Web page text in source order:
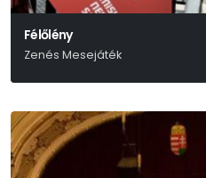
Félőlény
Zenés Mesejáték